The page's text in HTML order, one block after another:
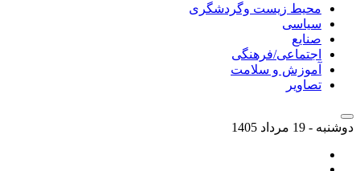
محیط زیست وگردشگری
سیاسی
صنایع
اجتماعی/فرهنگی
آموزش و سلامت
تصاویر
دوشنبه - 19 مرداد 1405